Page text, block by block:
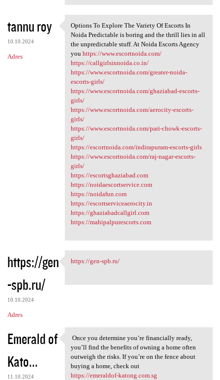
tannu roy
10.10.2024
Adres
Options To Explore The
Options To Explore The Variety Of Escorts In
Noida Predictable is boring and the thrill lies in all
the unpredictable stuff. At Noida Escorts Agency
you https://www.escortnoida.com/
https://callgirlsinnoida.co.in/
https://www.escortnoida.com/greater-noida-
escorts-girls/
https://www.escortnoida.com/ghaziabad-escorts-
girls/
https://www.escortnoida.com/aerocity-escorts-
girls/
https://www.escortnoida.com/pari-chowk-escorts-
girls/
https://escortnoida.com/indirapuram-escorts-girls
https://www.escortnoida.com/raj-nagar-escorts-
girls/
https://escortsghaziabad.com
https://noidaescortservice.com
https://noidafun.com
https://escortserviceaerocity.in
https://ghaziabadcallgirl.com
https://mahipalpurescorts.com
https://gen
-spb.ru/
10.10.2024
Adres
https://gen-spb.ru/
https://gen-spb.ru/
Emerald of
Kato...
11.10.2024
Once you determine you’re
Once you determine you’re financially ready,
you’ll find the benefits of owning a home often
outweigh the risks. If you’re on the fence about
buying a home, check out
https://emeraldof-katong.com.sg